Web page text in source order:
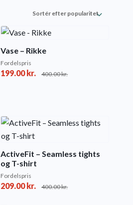
Vase – Rikke
Fordelspris
199.00kr. 400.00kr.
ActiveFit – Seamless tights
og T-shirt
Fordelspris
209.00kr. 400.00kr.